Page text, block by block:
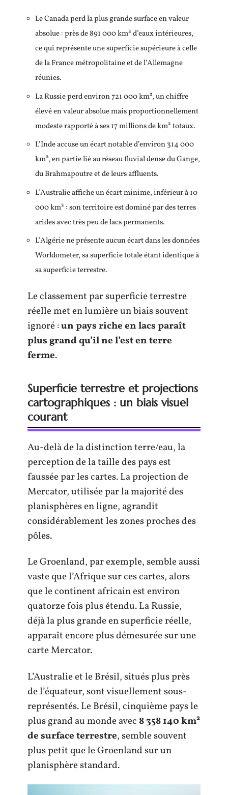
Le Canada perd la plus grande surface en valeur
absolue : près de 891 000 km² d’eaux intérieures,
ce qui représente une superficie supérieure à celle
de la France métropolitaine et de l’Allemagne
réunies.
La Russie perd environ 721 000 km², un chiffre
élevé en valeur absolue mais proportionnellement
modeste rapporté à ses 17 millions de km² totaux.
L’Inde accuse un écart notable d’environ 314 000
km², en partie lié au réseau fluvial dense du Gange,
du Brahmapoutre et de leurs affluents.
L’Australie affiche un écart minime, inférieur à 10
000 km² : son territoire est dominé par des terres
arides avec très peu de lacs permanents.
L’Algérie ne présente aucun écart dans les données
Worldometer, sa superficie totale étant identique à
sa superficie terrestre.
Le classement par superficie terrestre
réelle met en lumière un biais souvent
ignoré :un pays riche en lacs paraît
plus grand qu’il ne l’est en terre
ferme.
Superficie terrestre et projections
cartographiques : un biais visuel
courant
Au-delà de la distinction terre/eau, la
perception de la taille des pays est
faussée par les cartes. La projection de
Mercator, utilisée par la majorité des
planisphères en ligne, agrandit
considérablement les zones proches des
pôles.
Le Groenland, par exemple, semble aussi
vaste que l’Afrique sur ces cartes, alors
que le continent africain est environ
quatorze fois plus étendu. La Russie,
déjà la plus grande en superficie réelle,
apparaît encore plus démesurée sur une
carte Mercator.
L’Australie et le Brésil, situés plus près
de l’équateur, sont visuellement sous-
représentés. Le Brésil, cinquième pays le
plus grand au monde avec 8 358 140 km²
de surface terrestre, semble souvent
plus petit que le Groenland sur un
planisphère standard.